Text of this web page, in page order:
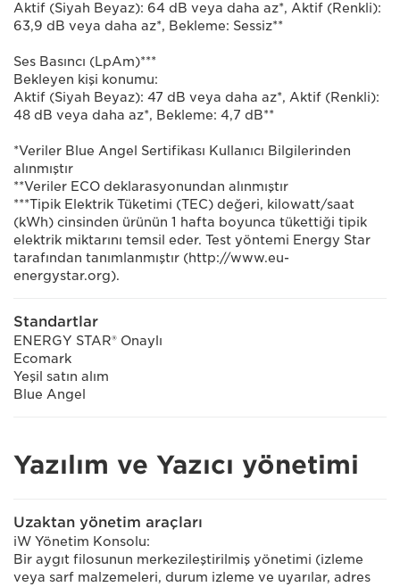
Aktif (Siyah Beyaz): 64 dB veya daha az*, Aktif (Renkli):
63,9 dB veya daha az*, Bekleme: Sessiz**
Ses Basıncı (LpAm)***
Bekleyen kişi konumu:
Aktif (Siyah Beyaz): 47 dB veya daha az*, Aktif (Renkli):
48 dB veya daha az*, Bekleme: 4,7 dB**
*Veriler Blue Angel Sertifikası Kullanıcı Bilgilerinden
alınmıştır
**Veriler ECO deklarasyonundan alınmıştır
***Tipik Elektrik Tüketimi (TEC) değeri, kilowatt/saat
(kWh) cinsinden ürünün 1 hafta boyunca tükettiği tipik
elektrik miktarını temsil eder. Test yöntemi Energy Star
tarafından tanımlanmıştır (http://www.eu-
energystar.org).
Standartlar
ENERGY STAR® Onaylı
Ecomark
Yeşil satın alım
Blue Angel
Yazılım ve Yazıcı yönetimi
Uzaktan yönetim araçları
iW Yönetim Konsolu:
Bir aygıt filosunun merkezileştirilmiş yönetimi (izleme
veya sarf malzemeleri, durum izleme ve uyarılar, adres